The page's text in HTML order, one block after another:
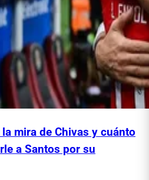
mira de Chivas y cuánto
a Santos por su